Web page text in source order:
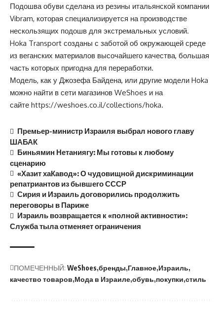
Подошва обуви сделана из резины итальянской компании
Vibram, которая специализируется на производстве
нескользящих подошв для экстремальных условий.
Hoka Transport созданы с заботой об окружающей среде
из веганских материалов высочайшего качества, большая
часть которых пригодна для переработки.
Модель, как у Джозефа Байдена, или другие модели Hoka
можно найти в сети магазинов WeShoes и на
сайте https://weshoes.co.il/collections/hoka.
Премьер-министр Израиля выбрал нового главу
ШАБАК
Биньямин Нетаниягу: Мы готовы к любому
сценарию
«Хазит хаКавод»: О чудовищной дискриминации
репатриантов из бывшего СССР
Сирия и Израиль договорились продолжить
переговоры в Париже
Израиль возвращается к «полной активности»:
Служба тыла отменяет ограничения
ПОМЕЧЕННЫЙ: WeShoes бренды Главное Израиль
качество товаров Мода в Израиле обувь покупки стиль